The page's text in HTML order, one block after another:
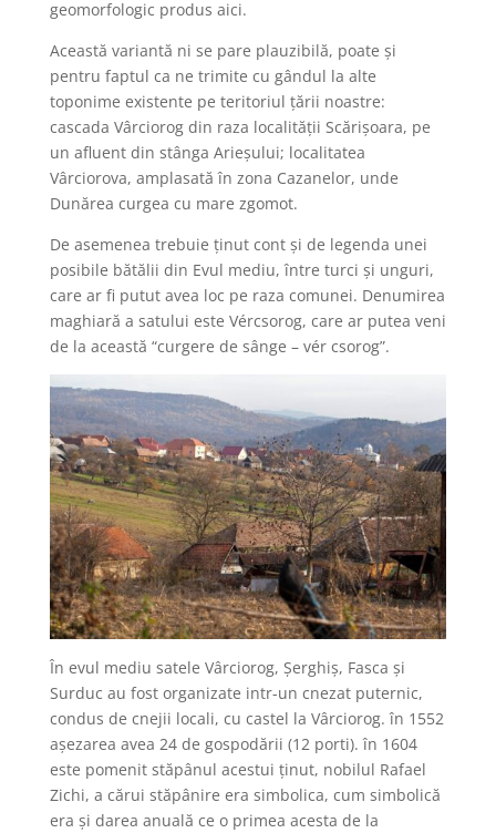
geomorfologic produs aici.
Această variantă ni se pare plauzibilă, poate și
pentru faptul ca ne trimite cu gândul la alte
toponime existente pe teritoriul țării noastre:
cascada Vârciorog din raza localității Scărișoara, pe
un afluent din stânga Arieșului; localitatea
Vârciorova, amplasată în zona Cazanelor, unde
Dunărea curgea cu mare zgomot.
De asemenea trebuie ținut cont și de legenda unei
posibile bătălii din Evul mediu, între turci și unguri,
care ar fi putut avea loc pe raza comunei. Denumirea
maghiară a satului este Vércsorog, care ar putea veni
de la această “curgere de sânge – vér csorog”.
În evul mediu satele Vârciorog, Șerghiș, Fasca și
Surduc au fost organizate intr-un cnezat puternic,
condus de cnejii locali, cu castel la Vârciorog. în 1552
așezarea avea 24 de gospodării (12 porti). în 1604
este pomenit stăpânul acestui ținut, nobilul Rafael
Zichi, a cărui stăpânire era simbolica, cum simbolică
era și darea anuală ce o primea acesta de la